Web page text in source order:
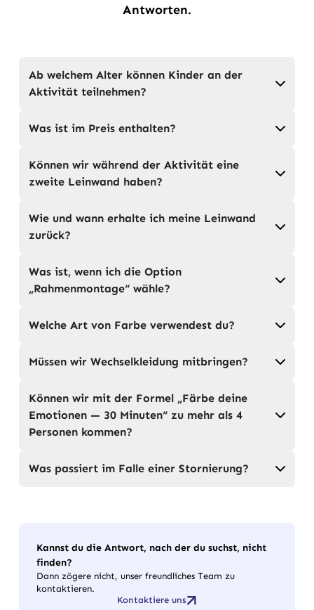
Antworten.
Ab welchem Alter können Kinder an der
Aktivität teilnehmen?
Was ist im Preis enthalten?
Können wir während der Aktivität eine
zweite Leinwand haben?
Wie und wann erhalte ich meine Leinwand
zurück?
Was ist, wenn ich die Option
„Rahmenmontage“ wähle?
Welche Art von Farbe verwendest du?
Müssen wir Wechselkleidung mitbringen?
Können wir mit der Formel „Färbe deine
Emotionen — 30 Minuten“ zu mehr als 4
Personen kommen?
Was passiert im Falle einer Stornierung?
Kannst du die Antwort, nach der du suchst, nicht
finden?
Dann zögere nicht, unser freundliches Team zu
kontaktieren.
Kontaktiere uns